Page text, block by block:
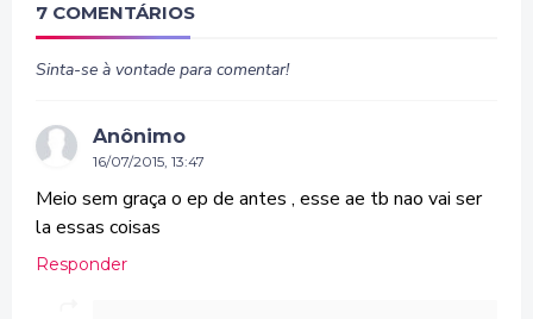
7 COMENTÁRIOS
Sinta-se à vontade para comentar!
Anônimo
16/07/2015, 13:47
Meio sem graça o ep de antes , esse ae tb nao vai ser
la essas coisas
Responder